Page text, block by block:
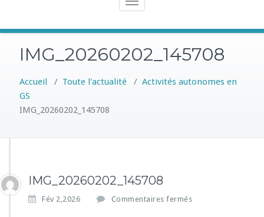
Toggle
IMG_20260202_145708
Accueil / Toute l'actualité / Activités autonomes en
GS
IMG_20260202_145708
IMG_20260202_145708
Fév 2,2026 Commentaires fermés